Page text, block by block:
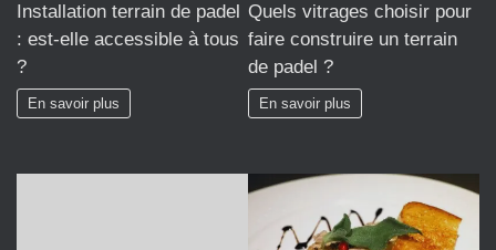
Installation terrain de padel
: est-elle accessible à tous
?
En savoir plus
Quels vitrages choisir pour
faire construire un terrain
de padel ?
En savoir plus